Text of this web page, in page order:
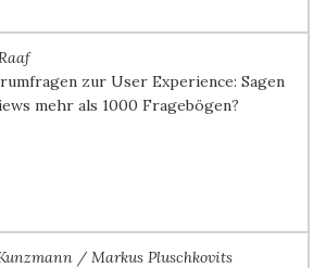
zur User Experience: Sagen
mehr als 1000 Fragebögen?
/ Markus Pluschkovits